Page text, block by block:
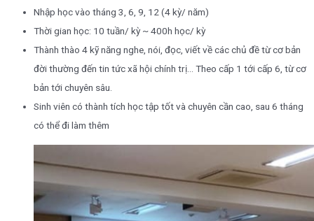
Nhập học vào tháng 3, 6, 9, 12 (4 kỳ/ năm)
Thời gian học: 10 tuần/ kỳ ~ 400h học/ kỳ
Thành thào 4 kỹ năng nghe, nói, đọc, viết về các chủ đề từ cơ bản
đời thường đến tin tức xã hội chính trị… Theo cấp 1 tới cấp 6, từ cơ
bản tới chuyên sâu.
Sinh viên có thành tích học tập tốt và chuyên cần cao, sau 6 tháng
có thể đi làm thêm